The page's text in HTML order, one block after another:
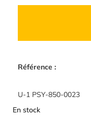
Référence :
U-1 PSY-850-0023
En stock